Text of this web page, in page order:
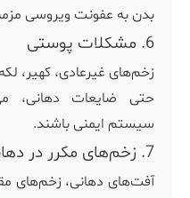
بدن به عفونت ویروسی
6. مشکلات پوستی
زخم‌های غیرعادی، کهیر،
حتی ضایعات دهانی،
سیستم ایمنی باشند.
7. زخم‌های مکرر در دهان یا ناحیه تناسلی
آفت‌های دهانی، زخم‌های